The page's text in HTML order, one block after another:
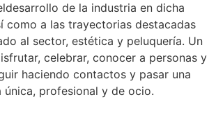
desarrollo de la industria en dicha
como a las trayectorias destacadas
al sector, estética y peluquería. Un
celebrar, conocer a personas y
haciendo contactos y pasar una
única, profesional y de ocio.